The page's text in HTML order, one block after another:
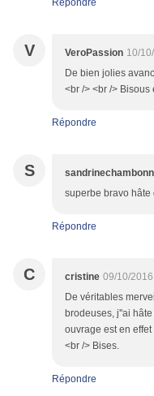
Répondre
V VeroPassion 10/
De bien jolies
<br /> <br />
Répondre
S sandrinechambonn
superbe bravo
Répondre
C cristine 09/10/
De véritables
brodeuses, j''ai
ouvrage est en
<br /> Bises.
Répondre